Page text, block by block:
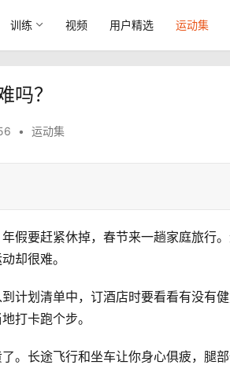
训练 视频 用户精选 运动集
吗？
• 运动集
假要赶紧休掉，春节来一趟家庭旅行
却很难。
计划清单中，订酒店时要看看有没有
打卡跑个步。
。 长途飞行和坐车让你身心俱疲，腿